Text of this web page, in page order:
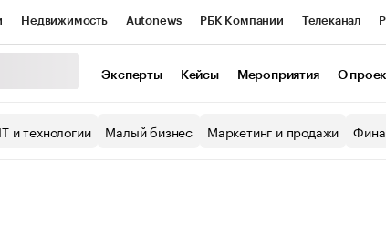
Недвижимость Autonews РБК Компании Телеканал
Экономика Бизнес
Эксперты Кейсы Мероприятия О
IT и технологии Малый бизнес Маркетинг и продажи